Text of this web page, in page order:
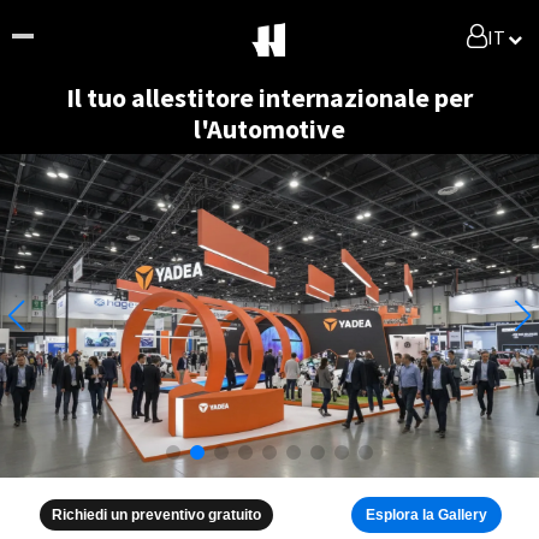
IT
Il tuo allestitore internazionale per
l'Automotive
Richiedi un preventivo gratuito Esplora la Gallery